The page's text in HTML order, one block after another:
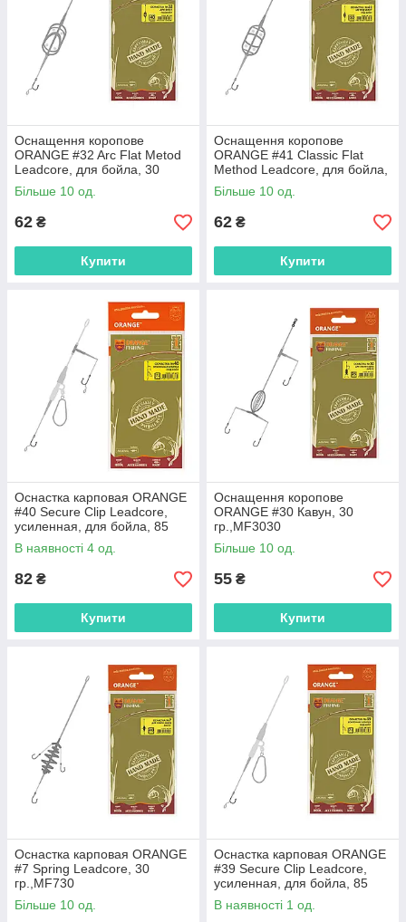
Оснащення коропове
ORANGE #32 Arc Flat Metod
Leadcore, для бойла, 30
гр.,MF3230
Більше 10 од.
62 ₴
Купити
Оснащення коропове
ORANGE #41 Classic Flat
Method Leadcore, для бойла,
30 гр.,MF4130
Більше 10 од.
62 ₴
Купити
Оснастка карповая ORANGE
#40 Secure Clip Leadcore,
усиленная, для бойла, 85
гр.,MF4085
В наявності 4 од.
82 ₴
Купити
Оснащення коропове
ORANGE #30 Кавун, 30
гр.,MF3030
Більше 10 од.
55 ₴
Купити
Оснастка карповая ORANGE
#7 Spring Leadcore, 30
гр.,MF730
Більше 10 од.
Оснастка карповая ORANGE
#39 Secure Clip Leadcore,
усиленная, для бойла, 85
гр.,MF3985
В наявності 1 од.